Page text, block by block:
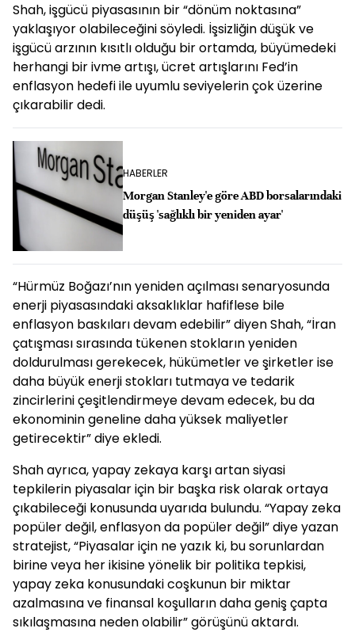
Shah, işgücü piyasasının bir “dönüm noktasına”
yaklaşıyor olabileceğini söyledi. İşsizliğin düşük ve
işgücü arzının kısıtlı olduğu bir ortamda, büyümedeki
herhangi bir ivme artışı, ücret artışlarını Fed’in
enflasyon hedefi ile uyumlu seviyelerin çok üzerine
çıkarabilir dedi.
HABERLER
Morgan Stanley'e göre ABD borsalarındaki
düşüş 'sağlıklı bir yeniden ayar'
“Hürmüz Boğazı’nın yeniden açılması senaryosunda
enerji piyasasındaki aksaklıklar hafiflese bile
enflasyon baskıları devam edebilir” diyen Shah, “İran
çatışması sırasında tükenen stokların yeniden
doldurulması gerekecek, hükümetler ve şirketler ise
daha büyük enerji stokları tutmaya ve tedarik
zincirlerini çeşitlendirmeye devam edecek, bu da
ekonominin geneline daha yüksek maliyetler
getirecektir” diye ekledi.
Shah ayrıca, yapay zekaya karşı artan siyasi
tepkilerin piyasalar için bir başka risk olarak ortaya
çıkabileceği konusunda uyarıda bulundu. “Yapay zeka
popüler değil, enflasyon da popüler değil” diye yazan
stratejist, “Piyasalar için ne yazık ki, bu sorunlardan
birine veya her ikisine yönelik bir politika tepkisi,
yapay zeka konusundaki coşkunun bir miktar
azalmasına ve finansal koşulların daha geniş çapta
sıkılaşmasına neden olabilir” görüşünü aktardı.